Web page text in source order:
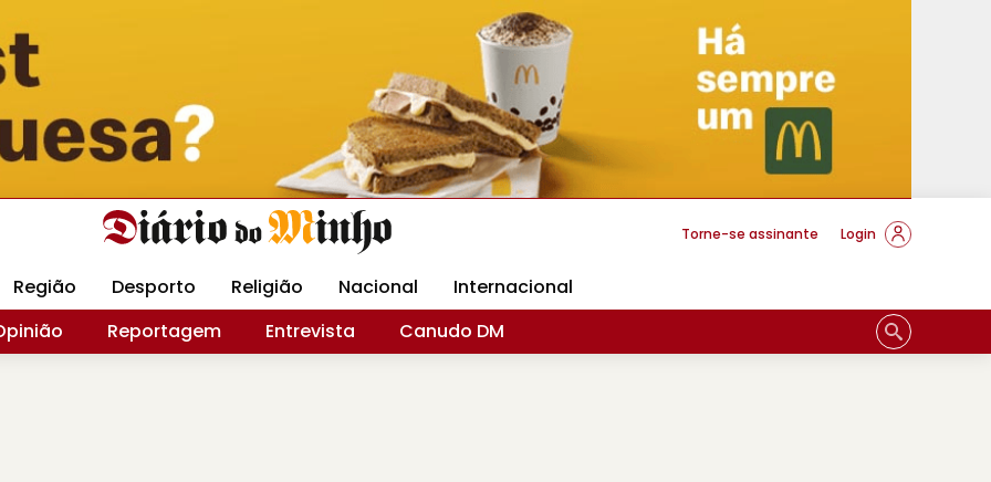
Revista Minha Gráfica DM Livraria DM Arquidiocese Braga
Torne-se assinante Login
Região Desporto Religião Nacional
Internacional
Reportagem Entrevista Canudo DM